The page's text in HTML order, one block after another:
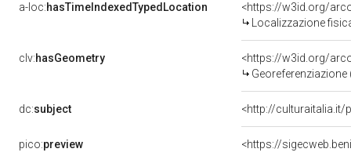
a-loc:hasTimeIndexedTypedLocation
<https://w3id.org/
Localizzazione
clv:hasGeometry
<https://w3id.org/
dc:subject <http://culturaitalia.it/
pico:preview